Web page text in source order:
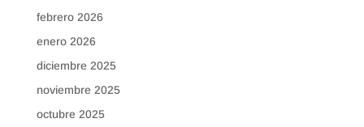
febrero 2026
enero 2026
diciembre 2025
noviembre 2025
octubre 2025